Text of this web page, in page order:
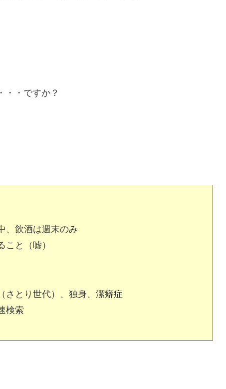
・・ですか？
、飲酒は週末のみ
と（嘘）
さとり世代）、独身、潔癖症
検索